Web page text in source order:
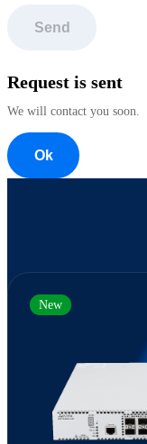
Send
Request is sent
We will contact you soon.
Ok
New